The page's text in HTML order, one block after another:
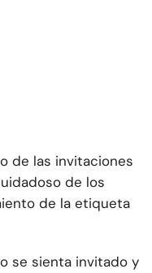
de las invitaciones
de los
de la etiqueta
se sienta invitado y